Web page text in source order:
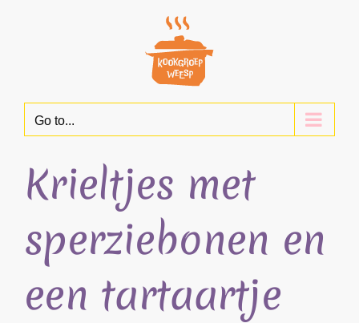
Go to...
Krieltjes met
sperziebonen en
een tartaartje